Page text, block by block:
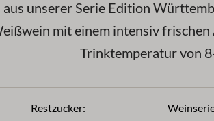
unserer Serie Edition
mit einem intensiv
Trinktemperatur von
Restzucker: